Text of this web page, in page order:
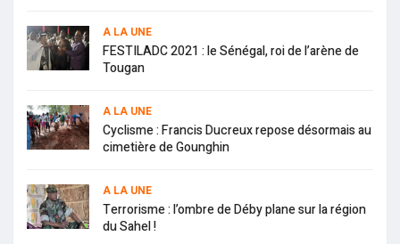
A LA UNE
FESTILADC 2021 : le Sénégal, roi de l’arène de
Tougan
A LA UNE
Cyclisme : Francis Ducreux repose désormais au
cimetière de Gounghin
A LA UNE
Terrorisme : l’ombre de Déby plane sur la région
du Sahel !